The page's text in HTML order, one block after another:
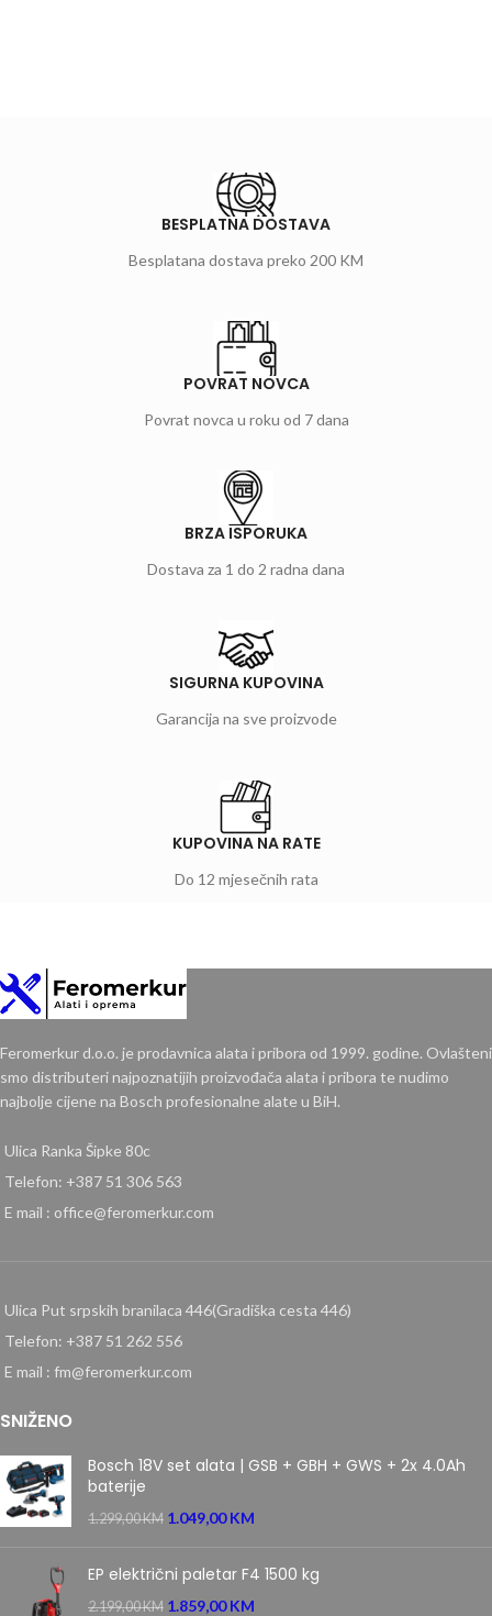
BESPLATNA DOSTAVA
Besplatana dostava preko 200 KM
POVRAT NOVCA
Povrat novca u roku od 7 dana
BRZA ISPORUKA
Dostava za 1 do 2 radna dana
SIGURNA KUPOVINA
Garancija na sve proizvode
KUPOVINA NA RATE
Do 12 mjesečnih rata
Feromerkur d.o.o. je prodavnica alata i pribora od 1999. godine. Ovlašteni
smo distributeri najpoznatijih proizvođača alata i pribora te nudimo
najbolje cijene na Bosch profesionalne alate u BiH.
Ulica Ranka Šipke 80c
Telefon: +387 51 306 563
E mail : office@feromerkur.com
Ulica Put srpskih branilaca 446(Gradiška cesta 446)
Telefon: +387 51 262 556
E mail : fm@feromerkur.com
SNIŽENO
Bosch 18V set alata | GSB + GBH + GWS + 2x 4.0Ah
baterije
1.299,00KM 1.049,00KM
EP električni paletar F4 1500 kg
2.199,00KM 1.859,00KM